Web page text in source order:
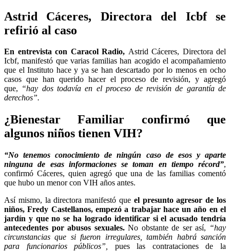
Astrid Cáceres, Directora del Icbf se
refirió al caso
En entrevista con Caracol Radio, Astrid Cáceres, Directora del
Icbf, manifestó que varias familias han acogido el acompañamiento
que el Instituto hace y ya se han descartado por lo menos en ocho
casos que han querido hacer el proceso de revisión, y agregó
que, “hay dos todavía en el proceso de revisión de garantía de
derechos”.
¿Bienestar Familiar confirmó que
algunos niños tienen VIH?
“No tenemos conocimiento de ningún caso de esos y aparte
ninguna de esas informaciones se toman en tiempo récord”,
confirmó Cáceres, quien agregó que una de las familias comentó
que hubo un menor con VIH años antes.
Así mismo, la directora manifestó que el presunto agresor de los
niños, Fredy Castellanos, empezó a trabajar hace un año en el
jardín y que no se ha logrado identificar si el acusado tendría
antecedentes por abusos sexuales.No obstante de ser así, “hay
circunstancias que si fueron irregulares, también habrá sanción
para funcionarios públicos”,
pues las contrataciones de la